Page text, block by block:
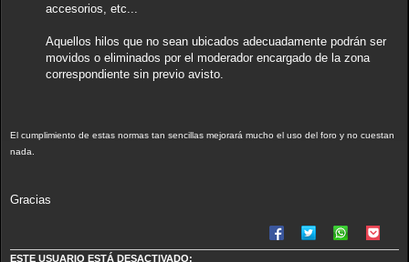
accesorios, etc...
Aquellos hilos que no sean ubicados adecuadamente podrán ser
movidos o eliminados por el moderador encargado de la zona
correspondiente sin previo avisto.
El cumplimiento de estas normas tan sencillas mejorará mucho el uso del foro y no cuestan
nada.
Gracias
ESTE USUARIO ESTÁ DESACTIVADO: